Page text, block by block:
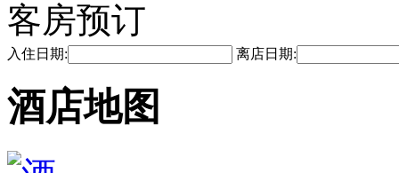
客房预订
入住日期: 离店日期:
酒店地图